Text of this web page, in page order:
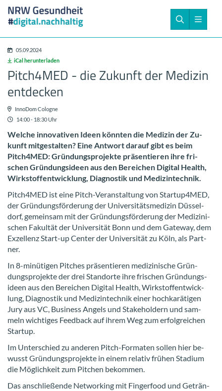
05.09.2024
iCal her­un­ter­la­den
Pitch4MED - die Zu­kunft der Me­di­zin
ent­de­cken
Inno­Dom Co­lo­gne
14:00 - 18:30 Uhr
Wel­che in­no­va­ti­ven Ideen könn­ten die Me­di­zin der Zu­
kunft mit­ge­stal­ten? Eine Ant­wort dar­auf gibt es beim
Pitch4MED: Grün­dungs­pro­jek­te prä­sen­tie­ren ihre fri­
schen Grün­dungs­ideen aus den Be­rei­chen Di­gi­tal Health,
Wirk­stoff­ent­wick­lung, Dia­gnos­tik und Me­di­zin­tech­nik.
Pitch4MED ist eine Pitch-​Veranstaltung von Startup4MED,
der Grün­dungs­för­de­rung der Uni­ver­si­täts­me­di­zin Düs­sel­
dorf, ge­mein­sam mit der Grün­dungs­för­de­rung der Me­di­zi­ni­
schen Fa­kul­tät der Uni­ver­si­tät Bonn und dem Gate­way, dem
Ex­zel­lenz Start-​up Cen­ter der Uni­ver­si­tät zu Köln, als Part­
ner.
In 8-​minütigen Pit­ches prä­sen­tie­ren me­di­zi­ni­sche Grün­
dungs­pro­jek­te der drei Stand­or­te ihre fri­schen Grün­dungs­
ideen aus den Be­rei­chen Di­gi­tal Health, Wirk­stoff­ent­wick­
lung, Dia­gnos­tik und Me­di­zin­tech­nik einer hoch­ka­rä­ti­gen
Jury aus VC, Busi­ness An­gels und Sta­ke­hol­dern und sam­
meln wich­ti­ges Feed­back auf ihrem Weg zum er­folg­rei­chen
Start­up.
Im Un­ter­schied zu an­de­ren Pitch-​Formaten sol­len hier be­
wusst Grün­dungs­pro­jek­te in einem re­la­tiv frü­hen Sta­di­um
die Mög­lich­keit zum Pit­chen be­kom­men.
Das an­schlie­ßen­de Net­wor­king mit Fin­ger­food und Ge­trän­